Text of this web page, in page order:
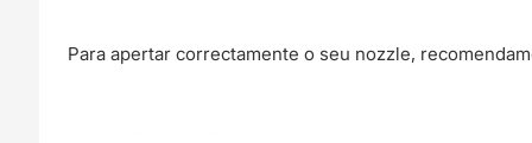
Para apertar correctamente o seu nozzle,